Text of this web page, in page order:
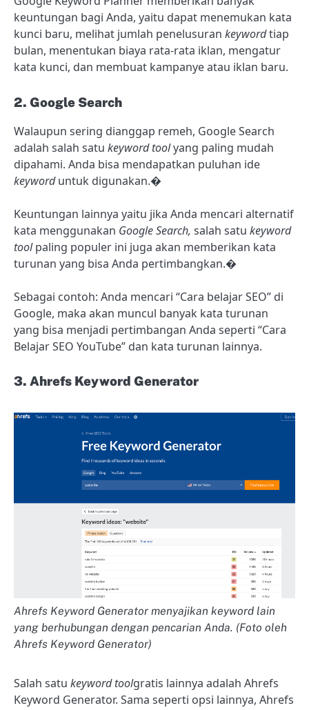
keuntungan bagi Anda, yaitu dapat menemukan kata
kunci baru, melihat jumlah penelusuran keywordtiap
bulan, menentukan biaya rata-rata iklan, mengatur
kata kunci, dan membuat kampanye atau iklan baru.
2. Google Search
Walaupun sering dianggap remeh, Google Search
adalah salah satu keyword toolyang paling mudah
dipahami. Anda bisa mendapatkan puluhan ide
keyworduntuk digunakan.�
Keuntungan lainnya yaitu jika Anda mencari alternatif
kata menggunakan Google Search, salah satu keyword
toolpaling populer ini juga akan memberikan kata
turunan yang bisa Anda pertimbangkan.�
Sebagai contoh: Anda mencari “Cara belajar SEO” di
Google, maka akan muncul banyak kata turunan
yang bisa menjadi pertimbangan Anda seperti “Cara
Belajar SEO YouTube” dan kata turunan lainnya.
3. Ahrefs Keyword Generator
Ahrefs Keyword Generator menyajikan keyword lain
yang berhubungan dengan pencarian Anda. (Foto oleh
Ahrefs Keyword Generator)
Salah satu keyword toolgratis lainnya adalah Ahrefs
Keyword Generator. Sama seperti opsi lainnya, Ahrefs